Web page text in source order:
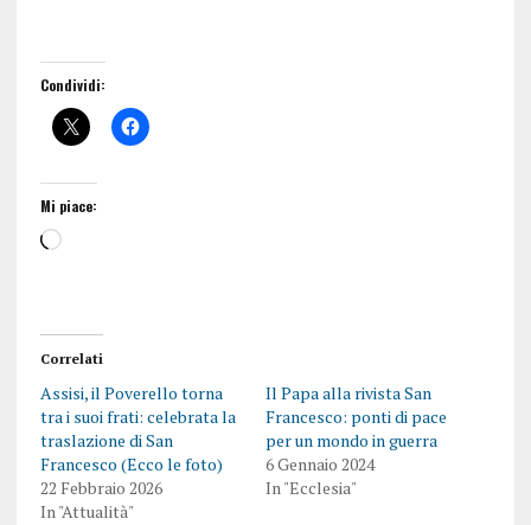
Condividi:
Mi piace:
Correlati
Assisi, il Poverello torna
tra i suoi frati: celebrata la
traslazione di San
Francesco (Ecco le foto)
22 Febbraio 2026
In "Attualità"
Il Papa alla rivista San
Francesco: ponti di pace
per un mondo in guerra
6 Gennaio 2024
In "Ecclesia"